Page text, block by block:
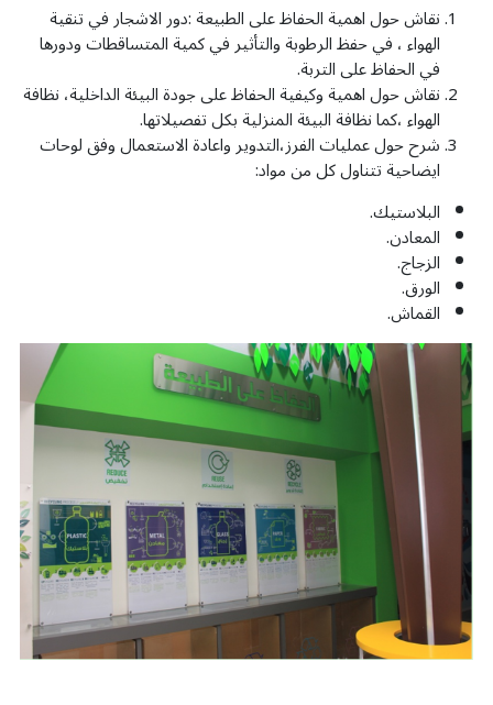
نقاش حول اهمية الحفاظ على الطبيعة :دور الاشجار في تنقية
الهواء ، في حفظ الرطوبة والتأثير في كمية المتساقطات ودورها
في الحفاظ على التربة.
نقاش حول اهمية وكيفية الحفاظ على جودة البيئة الداخلية، نظافة
الهواء ،كما نظافة البيئة المنزلية بكل تفصيلاتها.
شرح حول عمليات الفرز،التدوير واعادة الاستعمال وفق لوحات
ايضاحية تتناول كل من مواد:
البلاستيك.
المعادن.
الزجاج.
الورق.
القماش.